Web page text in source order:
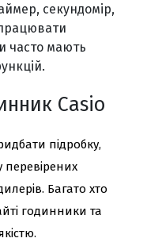
секундомір,
часто мають
Casio
підробку,
перевірених
Багато хто
годинники та